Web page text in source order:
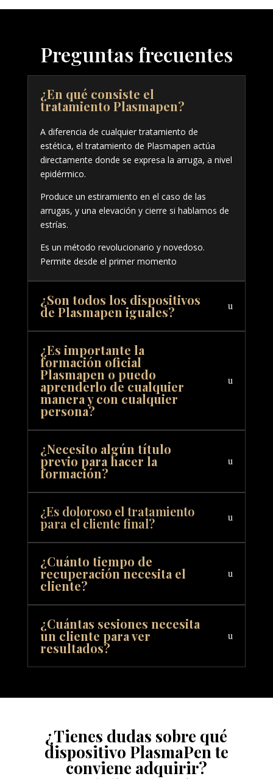
Preguntas frecuentes
¿En qué consiste el
tratamiento Plasmapen?
A diferencia de cualquier tratamiento de
estética, el tratamiento de Plasmapen actúa
directamente donde se expresa la arruga, a nivel
epidérmico.
Produce un estiramiento en el caso de las
arrugas, y una elevación y cierre si hablamos de
estrías.
Es un método revolucionario y novedoso.
Permite desde el primer momento
¿Son todos los dispositivos
de Plasmapen iguales?
¿Es importante la
formación oficial
Plasmapen o puedo
aprenderlo de cualquier
manera y con cualquier
persona?
¿Necesito algún título
previo para hacer la
formación?
¿Es doloroso el tratamiento
para el cliente final?
¿Cuánto tiempo de
recuperación necesita el
cliente?
¿Cuántas sesiones necesita
un cliente para ver
resultados?
¿Tienes dudas sobre qué
dispositivo PlasmaPen te
conviene adquirir?